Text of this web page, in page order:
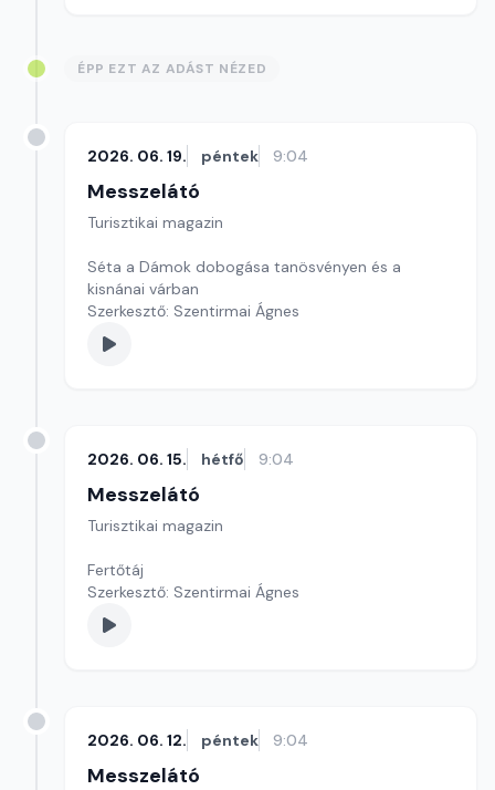
ÉPP EZT AZ ADÁST NÉZED
2026. 06. 19. péntek 9:04
Messzelátó
Turisztikai magazin
Séta a Dámok dobogása tanösvényen és a
kisnánai várban
Szerkesztő: Szentirmai Ágnes
2026. 06. 15. hétfő 9:04
Messzelátó
Turisztikai magazin
Fertőtáj
Szerkesztő: Szentirmai Ágnes
2026. 06. 12. péntek 9:04
Messzelátó